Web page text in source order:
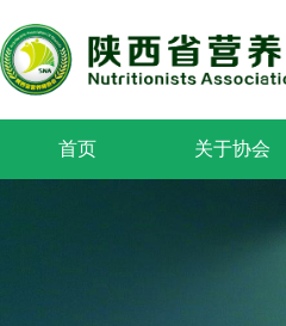
首页 关于协会